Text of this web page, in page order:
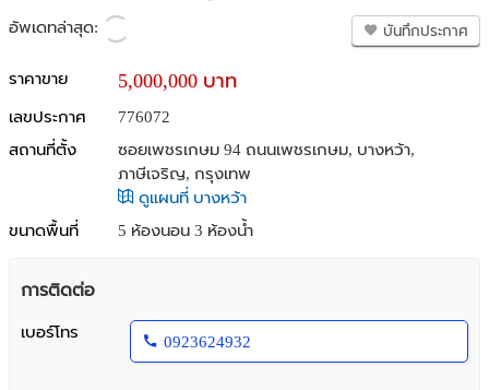
อัพเดทล่าสุด: บันทึกประกาศ
ราคาขาย 5,000,000 บาท
เลขประกาศ
776072
สถานที่ตั้ง
ซอยเพชรเกษม 94 ถนนเพชรเกษม, บางหว้า,
ภาษีเจริญ, กรุงเทพ
ดูแผนที่ บางหว้า
ขนาดพื้นที่
5 ห้องนอน 3 ห้องน้ำ
การติดต่อ
เบอร์โทร
0923624932